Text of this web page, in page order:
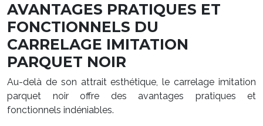
AVANTAGES PRATIQUES ET
FONCTIONNELS DU
CARRELAGE IMITATION
PARQUET NOIR
Au-delà de son attrait esthétique, le carrelage imitation
parquet noir offre des avantages pratiques et
fonctionnels indéniables.